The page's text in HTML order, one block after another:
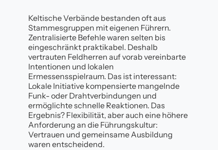
Keltische Verbände bestanden oft aus
Stammesgruppen mit eigenen Führern.
Zentralisierte Befehle waren selten bis
eingeschränkt praktikabel. Deshalb
vertrauten Feldherren auf vorab vereinbarte
Intentionen und lokalen
Ermessensspielraum. Das ist interessant:
Lokale Initiative kompensierte mangelnde
Funk- oder Drahtverbindungen und
ermöglichte schnelle Reaktionen. Das
Ergebnis? Flexibilität, aber auch eine höhere
Anforderung an die Führungskultur:
Vertrauen und gemeinsame Ausbildung
waren entscheidend.